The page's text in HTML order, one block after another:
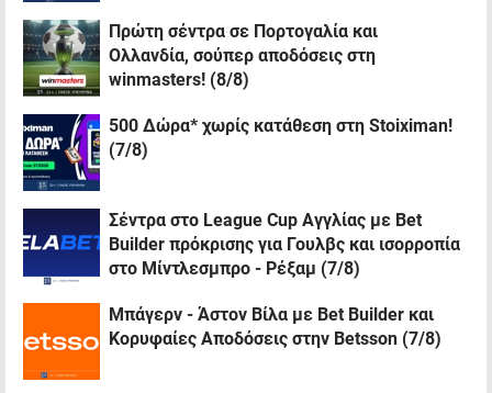
Πρώτη σέντρα σε Πορτογαλία και
Ολλανδία, σούπερ αποδόσεις στη
winmasters! (8/8)
500 Δώρα* χωρίς κατάθεση στη Stoiximan!
(7/8)
Σέντρα στο League Cup Αγγλίας με Bet
Builder πρόκρισης για Γουλβς και ισορροπία
στο Μίντλεσμπρο - Ρέξαμ (7/8)
Μπάγερν - Άστον Βίλα με Bet Builder και
Κορυφαίες Αποδόσεις στην Betsson (7/8)